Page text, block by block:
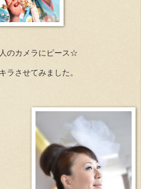
のカメラにピース☆
ラさせてみました。